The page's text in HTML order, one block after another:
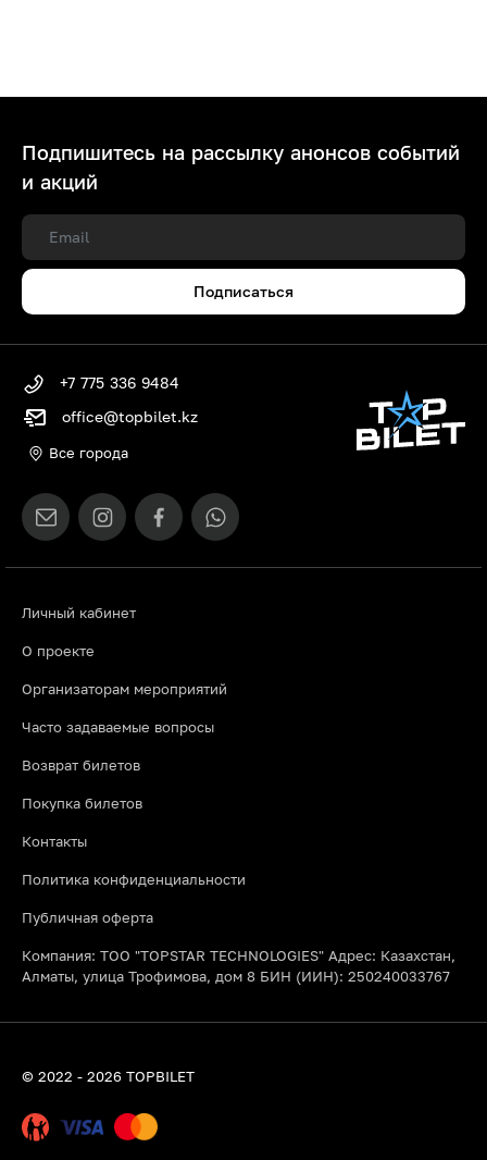
Подпишитесь на рассылку анонсов событий
и акций
Подписаться
Личный кабинет
О проекте
Организаторам мероприятий
Часто задаваемые вопросы
Возврат билетов
Покупка билетов
Контакты
Политика конфиденциальности
Публичная оферта
Компания: ТОО "TOPSTAR TECHNOLOGIES" Адрес: Казахстан,
Алматы, улица Трофимова, дом 8 БИН (ИИН): 250240033767
+7 775 336 9484
office@topbilet.kz
Все города
© 2022 - 2026 TOPBILET